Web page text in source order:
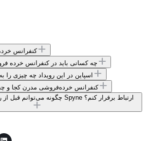
کنفرانس
چه کسانی باید در کنفرانس خرده
اسپاین در این رویداد چه چیزی
کنفرانس خرده‌فروشی مدرن کجا و
چگونه می‌توانم قبل از رویداد ثبت نام کنم یا با Spyne ارتباط برقرار کنم؟